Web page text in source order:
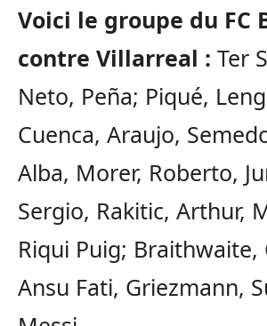
Voici le groupe du FC
contre Villarreal : Ter
Neto, Peña; Piqué,
Cuenca, Araujo,
Alba, Morer, Roberto,
Sergio, Rakitic, Arthur,
Riqui Puig; Braithwaite,
Ansu Fati, Griezmann,